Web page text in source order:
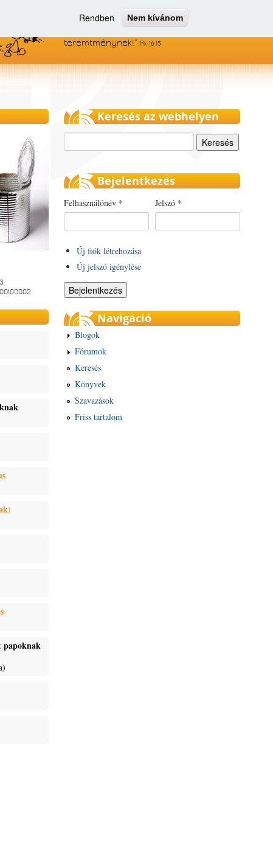
Rendben Nem kívánom
Menjetek el az egész világra, és
teremtménynek!
Mk 16,15
papoknak
Keresés az webhelyen
Bejelentkezés
Felhasználónév * Jelszó *
Új fiók létrehozása
Új jelszó igénylése
Navigáció
Blogok
Fórumok
Keresés
Könyvek
Szavazások
Friss tartalom